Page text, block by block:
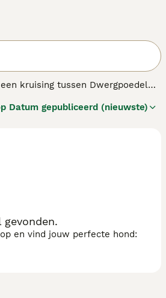
kruising tussen Dwergpoedel
twee rassen hebben geërfd,
Datum gepubliceerd (nieuwste)
en vind jouw perfecte hond: